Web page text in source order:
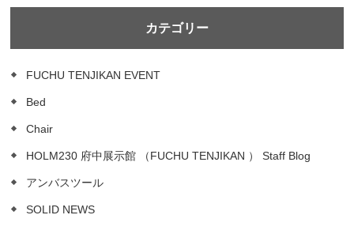
カテゴリー
FUCHU TENJIKAN EVENT
Bed
Chair
HOLM230 府中展示館 （FUCHU TENJIKAN ） Staff Blog
アンバスツール
SOLID NEWS